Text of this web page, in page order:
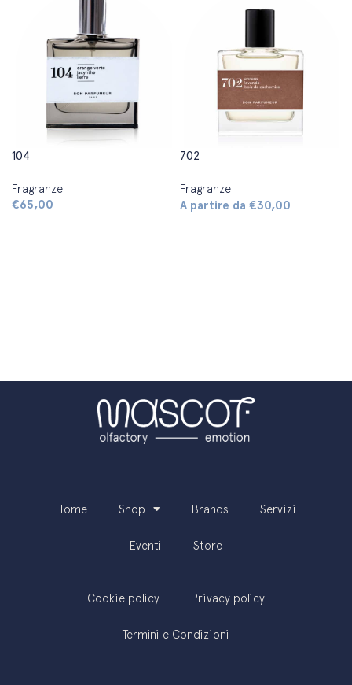
104
Fragranze
€65,00
702
Fragranze
A partire da €30,00
Home Shop Brands Servizi
Eventi Store
Cookie policy Privacy policy
Termini e Condizioni